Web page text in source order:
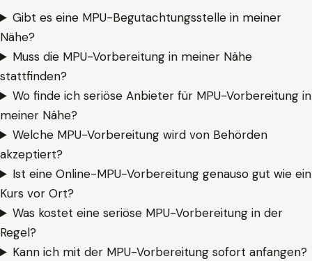
Gibt es eine MPU-Begutachtungsstelle in meiner
Nähe?
Muss die MPU-Vorbereitung in meiner Nähe
stattfinden?
Wo finde ich seriöse Anbieter für MPU-Vorbereitung in
meiner Nähe?
Welche MPU-Vorbereitung wird von Behörden
akzeptiert?
Ist eine Online-MPU-Vorbereitung genauso gut wie ein
Kurs vor Ort?
Was kostet eine seriöse MPU-Vorbereitung in der
Regel?
Kann ich mit der MPU-Vorbereitung sofort anfangen?